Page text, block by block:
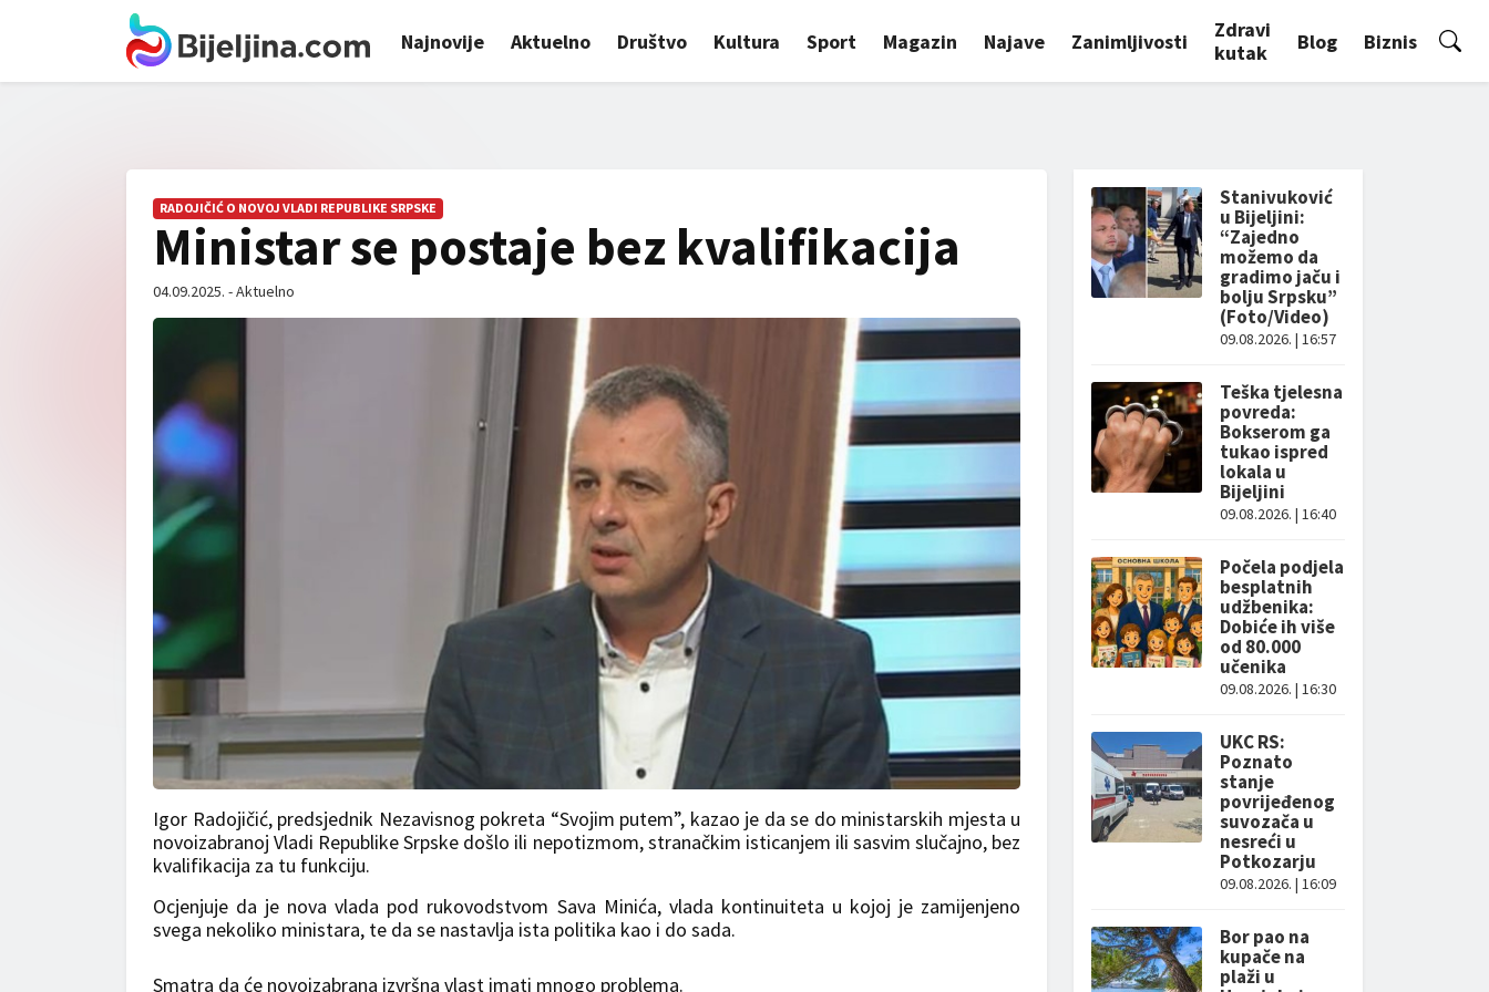
Najnovije Aktuelno Društvo Kultura Sport Magazin Najave Zanimljivosti
Zdravi
kutak
Blog Biznis
RADOJIČIĆ O NOVOJ VLADI REPUBLIKE SRPSKE
Ministar se postaje bez kvalifikacija
04.09.2025. - Aktuelno
Igor Radojičić, predsjednik Nezavisnog pokreta “Svojim putem”, kazao je da se do ministarskih mjesta u
novoizabranoj Vladi Republike Srpske došlo ili nepotizmom, stranačkim isticanjem ili sasvim slučajno, bez
kvalifikacija za tu funkciju.
Ocjenjuje da je nova vlada pod rukovodstvom Sava Minića, vlada kontinuiteta u kojoj je zamijenjeno
svega nekoliko ministara, te da se nastavlja ista politika kao i do sada.
Smatra da će novoizabrana izvršna vlast imati mnogo problema.
Stanivuković
u Bijeljini:
“Zajedno
možemo da
gradimo jaču i
bolju Srpsku”
(Foto/Video)
09.08.2026. | 16:57
Teška tjelesna
povreda:
Bokserom ga
tukao ispred
lokala u
Bijeljini
09.08.2026. | 16:40
Počela podjela
besplatnih
udžbenika:
Dobiće ih više
od 80.000
učenika
09.08.2026. | 16:30
UKC RS:
Poznato
stanje
povrijeđenog
suvozača u
nesreći u
Potkozarju
09.08.2026. | 16:09
Bor pao na
kupače na
plaži u